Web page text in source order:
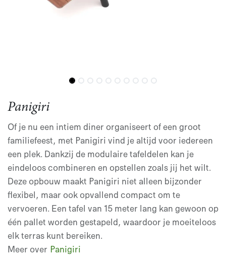
Panigiri
Of je nu een intiem diner organiseert of een groot
familiefeest, met Panigiri vind je altijd voor iedereen
een plek. Dankzij de modulaire tafeldelen kan je
eindeloos combineren en opstellen zoals jij het wilt.
Deze opbouw maakt Panigiri niet alleen bijzonder
flexibel, maar ook opvallend compact om te
vervoeren. Een tafel van 15 meter lang kan gewoon op
één pallet worden gestapeld, waardoor je moeiteloos
elk terras kunt bereiken.
Meer over Panigiri